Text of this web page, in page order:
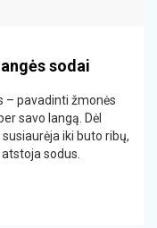
sodai
– pavadinti žmonės
savo langą. Dėl
iki buto ribų,
sodus.